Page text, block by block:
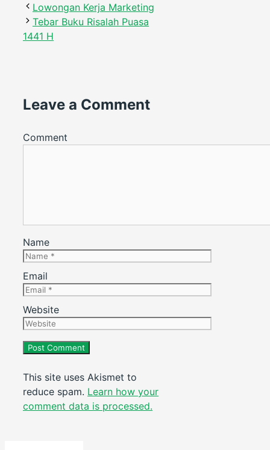
Lowongan Kerja Marketing
Tebar Buku Risalah Puasa
1441 H
Leave a Comment
Comment
Name
Email
Website
This site uses Akismet to
reduce spam. Learn how your
comment data is processed.